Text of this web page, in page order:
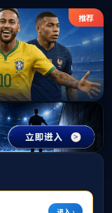
份有限公司)-